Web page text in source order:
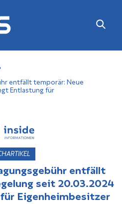
entfällt temporär: Neue
Entlastung für
entfällt
seit 20.03.2024
Eigenheimbesitzer